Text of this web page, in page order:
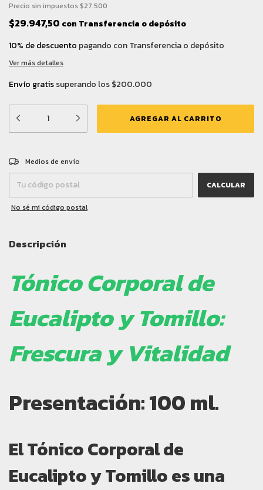
Precio sin impuestos $27.500
$29.947,50 con Transferencia o depósito
10% de descuento pagando con Transferencia o depósito
Ver más detalles
Envío gratissuperando los$200.000
Entregas para el CP:
Medios de envío
CALCULAR
No sé mi código postal
Descripción
Tónico Corporal de
Eucalipto y Tomillo:
Frescura y Vitalidad
Presentación:100 ml.
El Tónico Corporal de
Eucalipto y Tomillo es una